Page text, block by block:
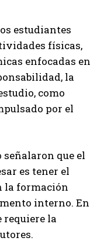
estudiantes
físicas,
enfocadas en
la
como
por el
que el
es tener el
la formación
interno. En
requiere la